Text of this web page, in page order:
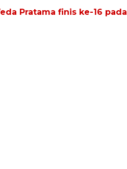
Pratama finis ke-16 pada